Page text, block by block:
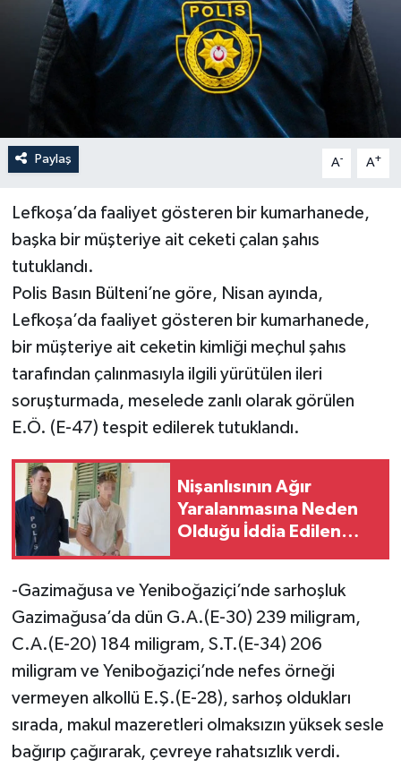
Paylaş A- A+
Lefkoşa’da faaliyet gösteren bir kumarhanede,
başka bir müşteriye ait ceketi çalan şahıs
tutuklandı.
Polis Basın Bülteni’ne göre, Nisan ayında,
Lefkoşa’da faaliyet gösteren bir kumarhanede,
bir müşteriye ait ceketin kimliği meçhul şahıs
tarafından çalınmasıyla ilgili yürütülen ileri
soruşturmada, meselede zanlı olarak görülen
E.Ö. (E-47) tespit edilerek tutuklandı.
Nişanlısının Ağır
Yaralanmasına Neden
Olduğu İddia Edilen
-Gazimağusa ve Yeniboğaziçi’nde sarhoşluk
Gazimağusa’da dün G.A.(E-30) 239 miligram,
C.A.(E-20) 184 miligram, S.T.(E-34) 206
miligram ve Yeniboğaziçi’nde nefes örneği
vermeyen alkollü E.Ş.(E-28), sarhoş oldukları
sırada, makul mazeretleri olmaksızın yüksek sesle
bağırıp çağırarak, çevreye rahatsızlık verdi.